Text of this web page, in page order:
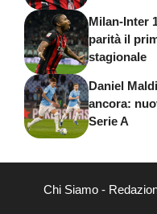
Milan-Inter
parità il
stagionale
Daniel
ancora:
Serie A
Chi Siamo-